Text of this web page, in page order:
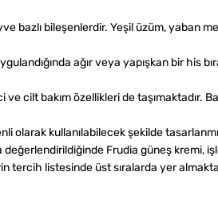
bazlı bileşenlerdir. Yeşil üzüm, yaban
ağır veya yapışkan bir his
cilt bakım özellikleri de taşımaktadır.
kullanılabilecek şekilde
Frudia güneş kremi,
tercih listesinde üst sıralarda yer